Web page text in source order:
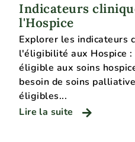
Indicateurs
l'Hospice
Explorer les indicateurs
l'éligibilité aux Hospice
éligible aux soins
besoin de soins
éligibles...
Lire la suite